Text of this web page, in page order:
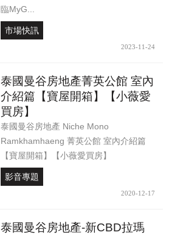
臨MyG...
市場快訊
2023-11-24
泰國曼谷房地產菁英公館 室內
介紹篇【寶屋開箱】【小薇愛
買房】
泰國曼谷房地產 Niche Mono
Ramkhamhaeng 菁英公館 室內介紹篇
【寶屋開箱】【小薇愛買房】
影音專題
2020-12-17
泰國曼谷房地產-新CBD拉瑪